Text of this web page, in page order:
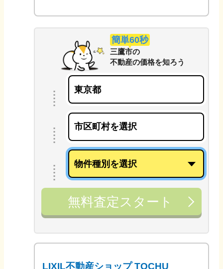
簡単60秒
三鷹市の
不動産の価格を知ろう
無料査定スタート
LIXIL不動産ショップ TOCHU